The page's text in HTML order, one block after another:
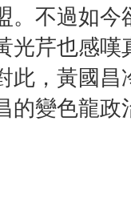
。不過如今
光芹也感嘆
此， 黃國昌
的變色龍政